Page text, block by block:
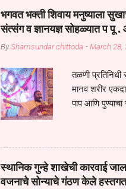
सप्रदायच खूप मोठा आधार आहे सध्य
गरजा कीती कमी आहेत यांची जाणीव
आधार असते परतू आज काल तीच साधना
भगवत भक्ती शिवाय मनुष्याला
संत्संग व ज्ञानयज्ञ सोहळ्यात प पू
ByShamsundar chittoda -March 28,
तळणी
मानव शरीर
पाप आणि
शरिराला इंतर
चार कुपा या
नरदेहाचा
शिष्य आनंद
स्थानिक गुन्हे शाखेची कारवाई
वजनाचे सोन्याचे गंठण केले हस्तगत